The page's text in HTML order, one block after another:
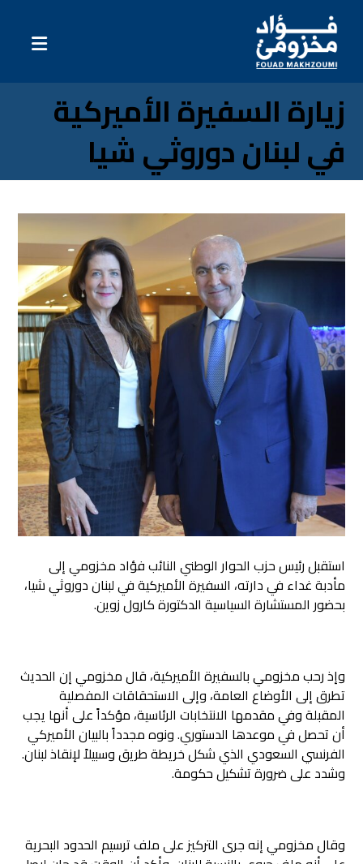
زيارة السفيرة الأميركية
في لبنان دوروثي شيا
استقبل رئيس حزب الحوار الوطني النائب فؤاد مخزومي إلى
مأدبة غداء في دارته، السفيرة الأميركية في لبنان دوروثي شيا،
بحضور المستشارة السياسية الدكتورة كارول زوين.
وإذ رحب مخزومي بالسفيرة الأميركية، قال مخزومي إن الحديث
تطرق إلى الأوضاع العامة، وإلى الاستحقاقات المفصلية
المقبلة وفي مقدمها الانتخابات الرئاسية، مؤكداً على أنها يجب
أن تحصل في موعدها الدستوري. ونوه مجدداً بالبيان الأميركي
الفرنسي السعودي الذي شكل خريطة طريق وسبيلاً لإنقاذ لبنان.
وشدد على ضرورة تشكيل حكومة.
وقال مخزومي إنه جرى التركيز على ملف ترسيم الحدود البحرية